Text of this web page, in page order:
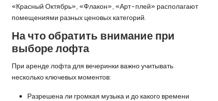
«Красный Октябрь», «Флакон», «Арт-плей» располагают
помещениями разных ценовых категорий.
На что обратить внимание при
выборе лофта
При аренде лофта для вечеринки важно учитывать
несколько ключевых моментов:
Разрешена ли громкая музыка и до какого времени